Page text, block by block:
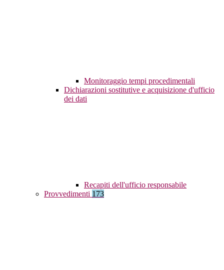
Monitoraggio tempi procedimentali
Dichiarazioni sostitutive e acquisizione d'ufficio
dei dati
Recapiti dell'ufficio responsabile
Provvedimenti 173